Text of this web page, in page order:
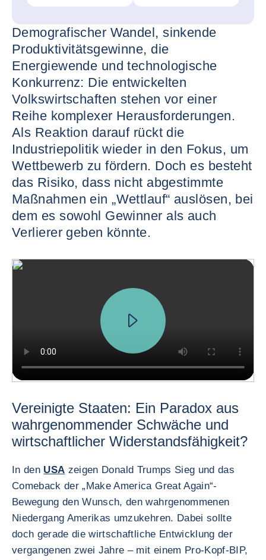
Demografischer Wandel, sinkende
Produktivitätsgewinne, die
Energiewende und technologische
Konkurrenz: Die entwickelten
Volkswirtschaften stehen vor einer
Reihe komplexer Herausforderungen.
Als Reaktion darauf rückt die
Industriepolitik wieder in den Fokus, um
Wettbewerb zu fördern. Doch es besteht
das Risiko, dass nicht abgestimmte
Maßnahmen ein „Wettlauf“ auslösen, bei
dem es sowohl Gewinner als auch
Verlierer geben könnte.
Vereinigte Staaten: Ein Paradox aus
wahrgenommender Schwäche und
wirtschaftlicher Widerstandsfähigkeit?
In den USA zeigen Donald Trumps Sieg und das
Comeback der „Make America Great Again“-
Bewegung den Wunsch, den wahrgenommenen
Niedergang Amerikas umzukehren. Dabei sollte
doch gerade die wirtschaftliche Entwicklung der
vergangenen zwei Jahre – mit einem Pro-Kopf-BIP,